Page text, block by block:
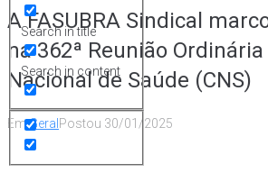
Search in title
Search in content
A FASUBRA Sindical
na 362ª Reunião
Nacional de Saúde (CNS)
EmGeral Postou 30/01/2025